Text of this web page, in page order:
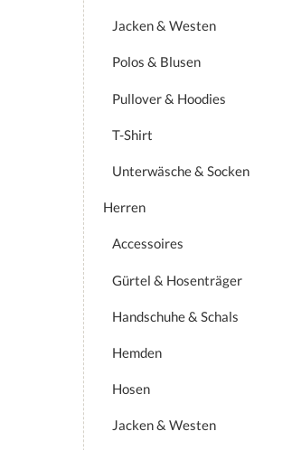
Jacken & Westen
Polos & Blusen
Pullover & Hoodies
T-Shirt
Unterwäsche & Socken
Herren
Accessoires
Gürtel & Hosenträger
Handschuhe & Schals
Hemden
Hosen
Jacken & Westen